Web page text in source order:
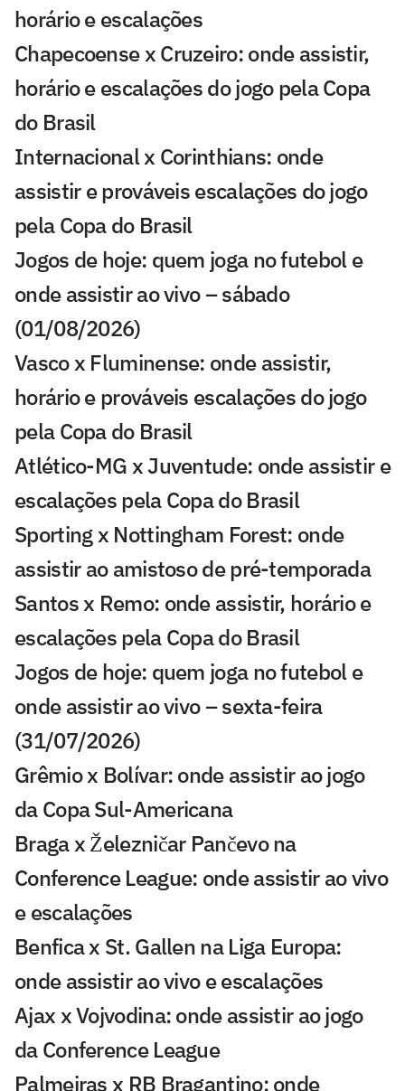
horário e escalações
Chapecoense x Cruzeiro: onde assistir,
horário e escalações do jogo pela Copa
do Brasil
Internacional x Corinthians: onde
assistir e prováveis escalações do jogo
pela Copa do Brasil
Jogos de hoje: quem joga no futebol e
onde assistir ao vivo – sábado
(01/08/2026)
Vasco x Fluminense: onde assistir,
horário e prováveis escalações do jogo
pela Copa do Brasil
Atlético-MG x Juventude: onde assistir e
escalações pela Copa do Brasil
Sporting x Nottingham Forest: onde
assistir ao amistoso de pré-temporada
Santos x Remo: onde assistir, horário e
escalações pela Copa do Brasil
Jogos de hoje: quem joga no futebol e
onde assistir ao vivo – sexta-feira
(31/07/2026)
Grêmio x Bolívar: onde assistir ao jogo
da Copa Sul-Americana
Braga x Železničar Pančevo na
Conference League: onde assistir ao vivo
e escalações
Benfica x St. Gallen na Liga Europa:
onde assistir ao vivo e escalações
Ajax x Vojvodina: onde assistir ao jogo
da Conference League
Palmeiras x RB Bragantino: onde